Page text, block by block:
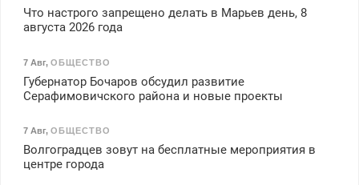
Что настрого запрещено делать в Марьев день, 8
августа 2026 года
7 Авг, ОБЩЕСТВО
Губернатор Бочаров обсудил развитие
Серафимовичского района и новые проекты
7 Авг, ОБЩЕСТВО
Волгоградцев зовут на бесплатные мероприятия в
центре города